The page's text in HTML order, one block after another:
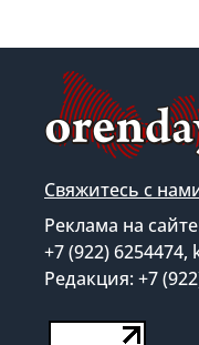
Свяжитесь с
Реклама на
+7 (922)
Редакция: +7